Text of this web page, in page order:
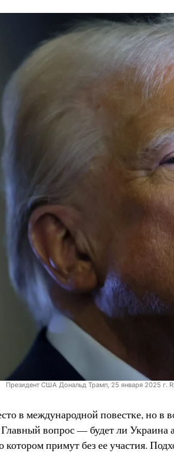
Президент США Дональд Трамп, 25 января 2025 г.
в международной повестке, но
вопрос — будет ли
примут без ее участия.